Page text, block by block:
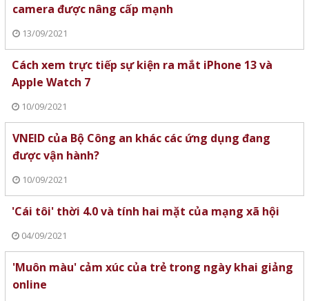
camera được nâng cấp mạnh
13/09/2021
Cách xem trực tiếp sự kiện ra mắt iPhone 13 và
Apple Watch 7
10/09/2021
VNEID của Bộ Công an khác các ứng dụng đang
được vận hành?
10/09/2021
'Cái tôi' thời 4.0 và tính hai mặt của mạng xã hội
04/09/2021
'Muôn màu' cảm xúc của trẻ trong ngày khai giảng
online